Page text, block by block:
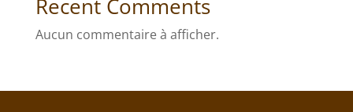
Recent Comments
Aucun commentaire à afficher.